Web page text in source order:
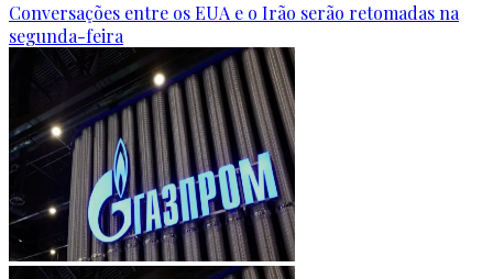
Conversações entre os EUA e o Irão serão retomadas na
segunda-feira